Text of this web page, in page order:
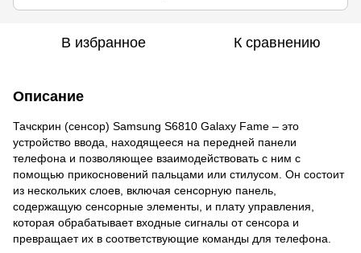
В избранное К сравнению
Описание
Тачскрин (сенсор) Samsung S6810 Galaxy Fame – это
устройство ввода, находящееся на передней панели
телефона и позволяющее взаимодействовать с ним с
помощью прикосновений пальцами или стилусом. Он состоит
из нескольких слоев, включая сенсорную панель,
содержащую сенсорные элементы, и плату управления,
которая обрабатывает входные сигналы от сенсора и
превращает их в соответствующие команды для телефона.